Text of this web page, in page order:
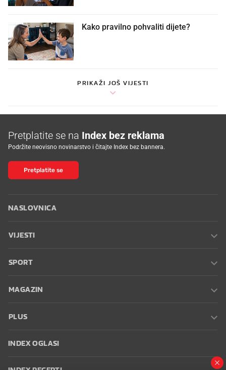
Kako pravilno pohvaliti dijete?
PRIKAŽI JOŠ VIJESTI
Pretplatite se na Index bez reklama
Podržite neovisno novinarstvo i čitajte Index bez bannera.
Pretplatite se
NASLOVNICA
VIJESTI
SPORT
MAGAZIN
PLUS
INDEX OGLASI